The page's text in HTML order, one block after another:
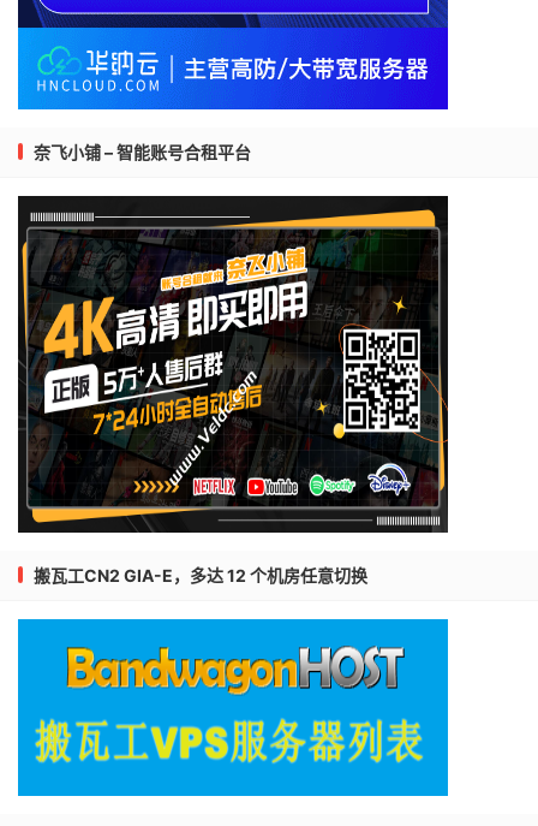
奈飞小铺 – 智能账号合租平台
搬瓦工CN2 GIA-E，多达 12 个机房任意切换